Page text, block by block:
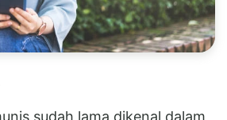
sudah lama dikenal dalam